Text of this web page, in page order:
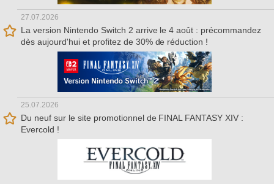
27.07.2026
La version Nintendo Switch 2 arrive le 4 août : précommandez
dès aujourd'hui et profitez de 30% de réduction !
25.07.2026
Du neuf sur le site promotionnel de FINAL FANTASY XIV :
Evercold !